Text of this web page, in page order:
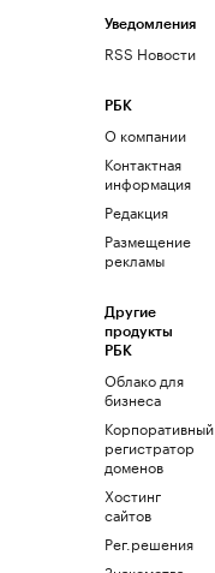
Уведомления
RSS Новости
РБК
О компании
Контактная
информация
Редакция
Размещение
рекламы
Другие
продукты
РБК
Облако для
бизнеса
Корпоративный
регистратор
доменов
Хостинг
сайтов
Рег.решения